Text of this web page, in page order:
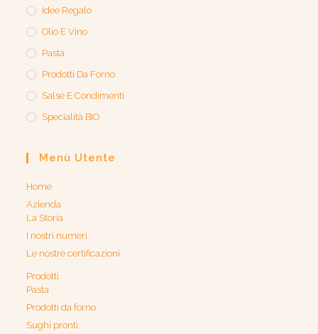
Idee Regalo
Olio E Vino
Pasta
Prodotti Da Forno
Salse E Condimenti
Specialità BIO
Menù Utente
Home
Azienda
La Storia
I nostri numeri
Le nostre certificazioni
Prodotti
Pasta
Prodotti da forno
Sughi pronti